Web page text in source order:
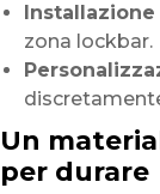
zona lockbar.
Un
per durare